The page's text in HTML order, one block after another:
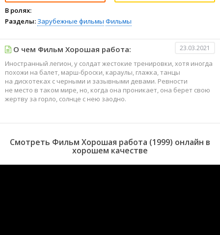
В ролях:
Разделы: Зарубежные фильмы Фильмы
О чем Фильм Хорошая работа: 23.03.2021
Иностранный легион, у солдат жестокие тренировки, хотя иногда
похожи на балет, марш-броски, караулы, глажка, танцы
на дискотеках с черными и зазывными девами. Ревности
не место в таком мире, но, когда она проникает, она берет свою
жертву за горло, солнце с нею заодно.
Смотреть Фильм Хорошая работа (1999) онлайн в
хорошем качестве